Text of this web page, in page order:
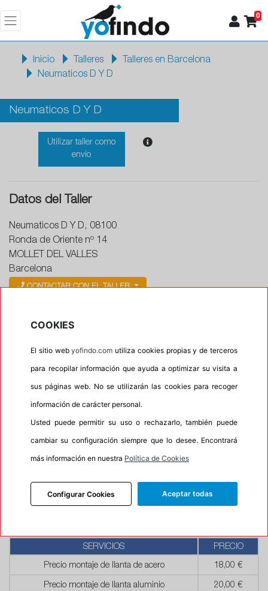
0
Inicio Talleres
Talleres en Barcelona
Neumaticos D Y D
Neumaticos D Y D
Utilizar taller como
envio
Datos del Taller
Neumaticos D Y D, 08100
Ronda de Oriente nº 14
MOLLET DEL VALLES
Barcelona
CONTACTAR CON EL TALLER
Horario de apertura: 00:00
Horario de Cierre: 23:59
Aviso importante:Le recordamos que nuestros
talleres son centros de montaje, no de recogida. Si
acción lleva implícita el servicio de montaje de sus
neumáticos. En caso contrario su pedido no podrá
ser entregado.
SERVICIOS PRECIO
Precio montaje de llanta de acero 18,00 €
Precio montaje de llanta aluminio 20,00 €
COOKIES
El sitio webyofindo.com utiliza cookies propias y de terceros
para recopilar información que ayuda a optimizar su visita a
sus páginas web. No se utilizarán las cookies para recoger
información de carácter personal.
Usted puede permitir su uso o rechazarlo, también puede
cambiar su configuración siempre que lo desee. Encontrará
más información en nuestra Política de Cookies
Configurar Cookies Aceptar todas